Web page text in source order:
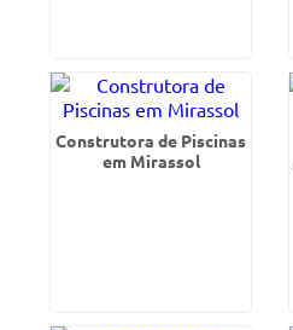
Construtora de Piscinas
em Mirassol